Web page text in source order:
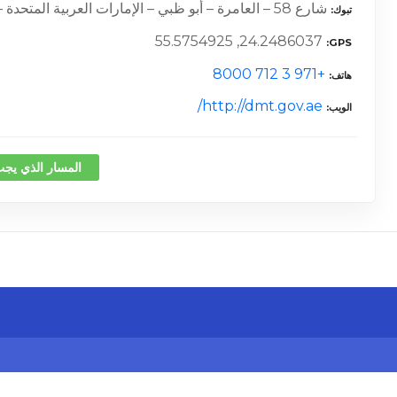
تبوك شارع 58 – العامرة – أبو ظبي – الإمارات العربية المتحدة –
GPS
24.2486037, 55.5754925
هاتف +971 3 712 8000
الويب http://dmt.gov.ae/
المسار الذي